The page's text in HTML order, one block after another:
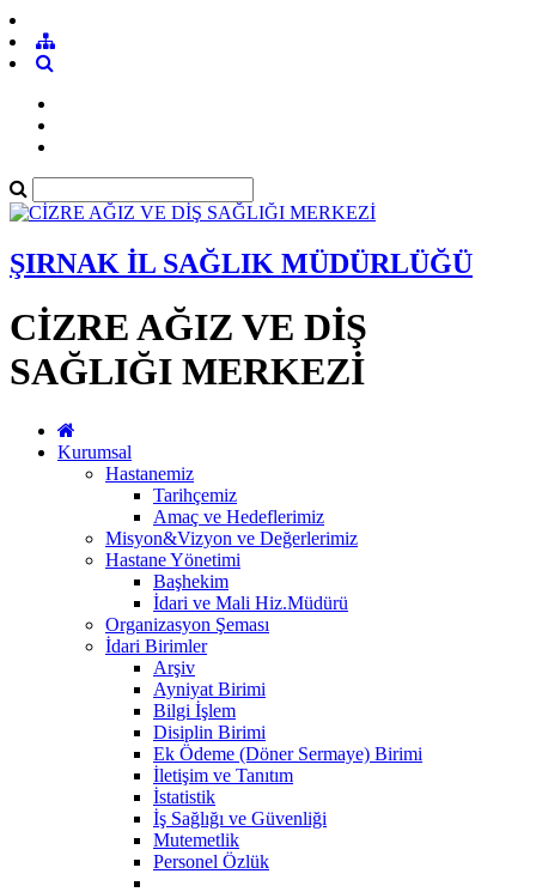
ŞIRNAK İL SAĞLIK MÜDÜRLÜĞÜ
CİZRE AĞIZ VE DİŞ
SAĞLIĞI MERKEZİ
Kurumsal
Hastanemiz
Tarihçemiz
Amaç ve Hedeflerimiz
Misyon&Vizyon ve Değerlerimiz
Hastane Yönetimi
Başhekim
İdari ve Mali Hiz.Müdürü
Organizasyon Şeması
İdari Birimler
Arşiv
Ayniyat Birimi
Bilgi İşlem
Disiplin Birimi
Ek Ödeme (Döner Sermaye) Birimi
İletişim ve Tanıtım
İstatistik
İş Sağlığı ve Güvenliği
Mutemetlik
Personel Özlük